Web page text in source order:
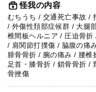
怪我の内容
むちうち / 交通死亡事故 /
/ 外傷性頚部症候群 / 大腿
椎間板ヘルニア / 圧迫骨
/ 肩関節打撲傷 / 脇腹の痛
腓骨骨折 / 腕の痛み / 腰
足首・膝骨折 / 鎖骨骨折 /
骨挫傷